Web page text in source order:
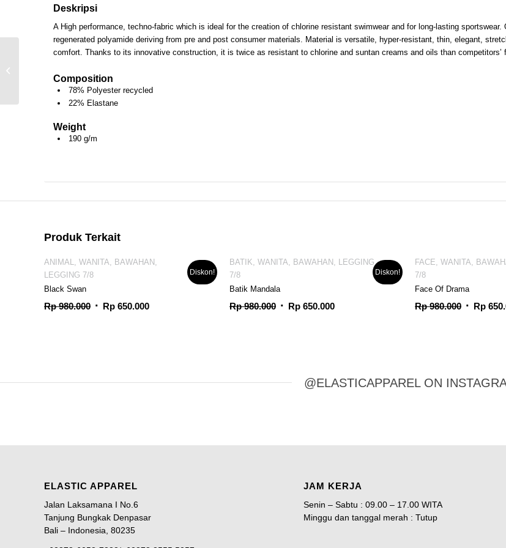
Deskripsi
A High performance, techno-fabric which is ideal for the creation of chlorine resistant swimwear and for long-lasting
regenerated polyamide deriving from pre and post consumer materials. Material is versatile, hyper-resistant, thin, elegant,
comfort. Thanks to its innovative construction, it is twice as resistant to chlorine and suntan creams and oils than competitors’
Composition
78% Polyester recycled
22% Elastane
Weight
190 g/m
Produk Terkait
ANIMAL, WANITA, BAWAHAN,
LEGGING 7/8
Black Swan
Rp980.000 Harga
Rp 650.000Harga
Diskon!
BATIK, WANITA, BAWAHAN, LEGGING
7/8
Batik Mandala
Rp980.000 Harga
Rp 650.000Harga
Diskon!
FACE, WANITA,
7/8
Face Of Drama
Rp980.000 Harga
Rp
@ELASTICAPPAREL ON
ELASTIC APPAREL
Jalan Laksamana I No.6
Tanjung Bungkak Denpasar
Bali – Indonesia, 80235
JAM KERJA
Senin – Sabtu : 09.00 – 17.00 WITA
Minggu dan tanggal merah : Tutup